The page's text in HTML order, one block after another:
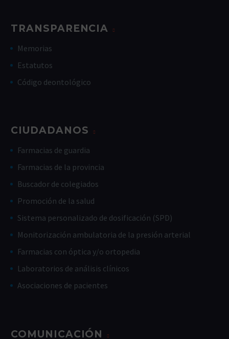
TRANSPARENCIA
Memorias
Estatutos
Código deontológico
CIUDADANOS
Farmacias de guardia
Farmacias de la provincia
Buscador de colegiados
Promoción de la salud
Sistema personalizado de dosificación (SPD)
Monitorización ambulatoria de la presión arterial
Farmacias con óptica y/o ortopedia
Laboratorios de análisis clínicos
Asociaciones de pacientes
COMUNICACIÓN